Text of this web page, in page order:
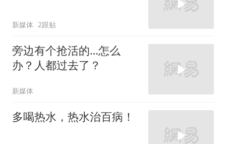
新媒体 2跟贴
旁边有个抢活的…怎么
办？人都过去了？
新媒体
多喝热水，热水治百病！